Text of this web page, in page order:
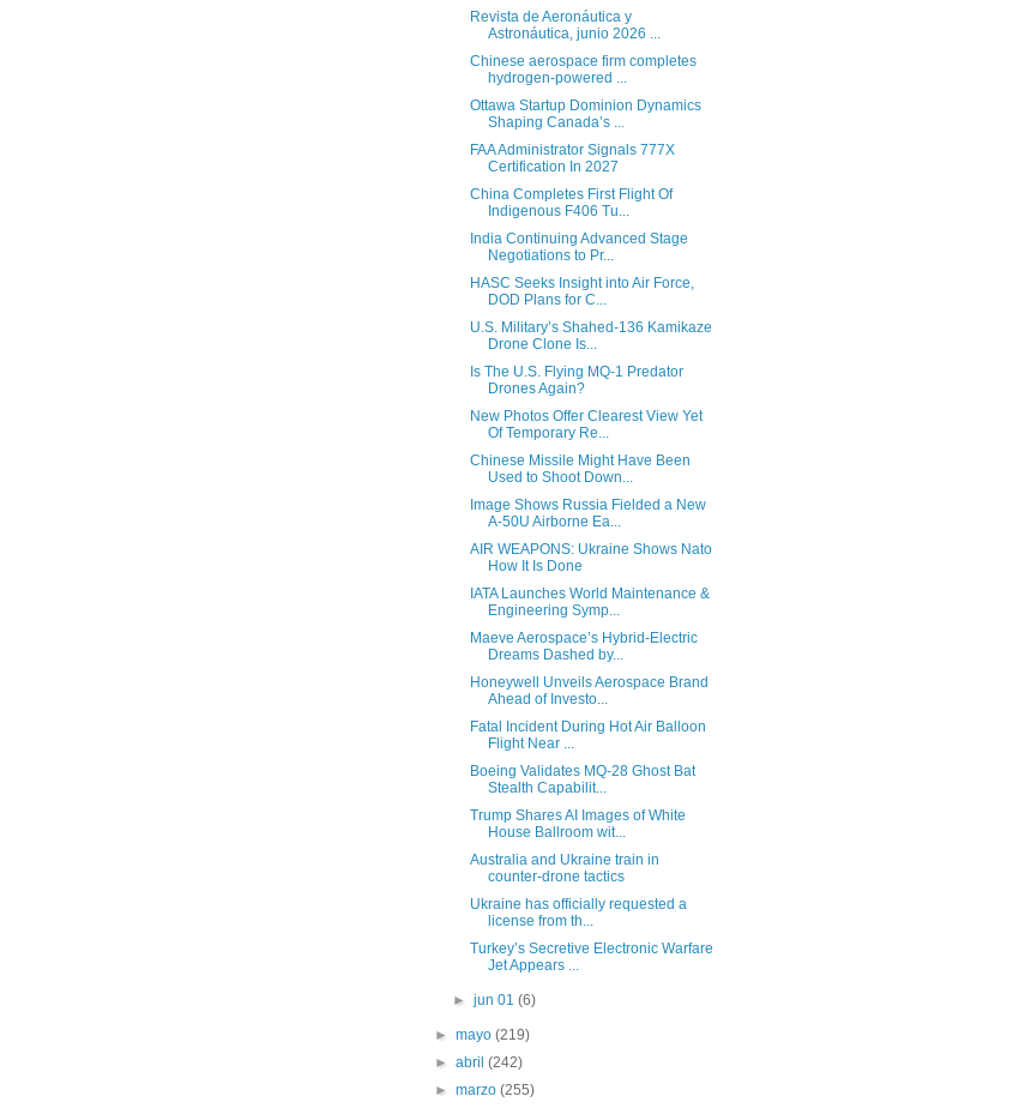
Revista de Aeronáutica y
Astronáutica, junio 2026 ...
Chinese aerospace firm completes
hydrogen-powered ...
Ottawa Startup Dominion Dynamics
Shaping Canada’s ...
FAA Administrator Signals 777X
Certification In 2027
China Completes First Flight Of
Indigenous F406 Tu...
India Continuing Advanced Stage
Negotiations to Pr...
HASC Seeks Insight into Air Force,
DOD Plans for C...
U.S. Military’s Shahed-136 Kamikaze
Drone Clone Is...
Is The U.S. Flying MQ-1 Predator
Drones Again?
New Photos Offer Clearest View Yet
Of Temporary Re...
Chinese Missile Might Have Been
Used to Shoot Down...
Image Shows Russia Fielded a New
A-50U Airborne Ea...
AIR WEAPONS: Ukraine Shows Nato
How It Is Done
IATA Launches World Maintenance &
Engineering Symp...
Maeve Aerospace’s Hybrid-Electric
Dreams Dashed by...
Honeywell Unveils Aerospace Brand
Ahead of Investo...
Fatal Incident During Hot Air Balloon
Flight Near ...
Boeing Validates MQ-28 Ghost Bat
Stealth Capabilit...
Trump Shares AI Images of White
House Ballroom wit...
Australia and Ukraine train in
counter-drone tactics
Ukraine has officially requested a
license from th...
Turkey’s Secretive Electronic Warfare
Jet Appears ...
► jun 01 (6)
►mayo(219)
►abril(242)
►marzo(255)